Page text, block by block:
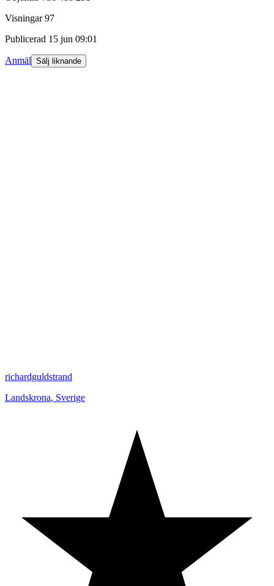
Visningar 97
Publicerad 15 jun 09:01
Anmäl Sälj liknande
richardguldstrand
Landskrona, Sverige